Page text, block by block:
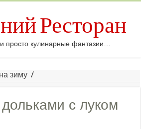
Ресторан
просто кулинарные фантазии…
зиму /
с луком